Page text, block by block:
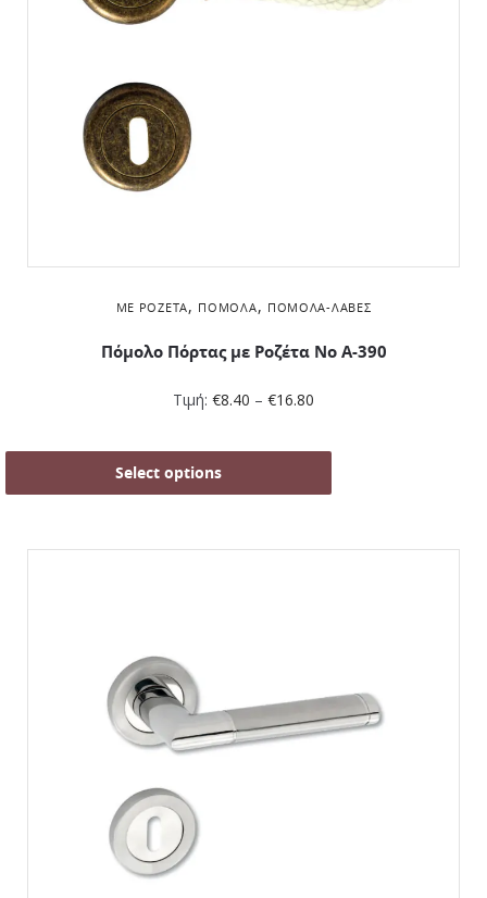
ΜΕ ΡΟΖΈΤΑ, ΠΌΜΟΛΑ, ΠΌΜΟΛΑ-ΛΑΒΈΣ
Πόμολο Πόρτας με Ροζέτα No Α-390
Τιμή: €8.40 – €16.80
Select options